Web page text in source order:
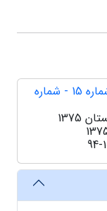
دوره 5، شماره 15 - شماره
1375
94-